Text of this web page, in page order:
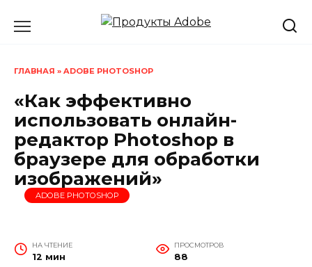
ГЛАВНАЯ » ADOBE PHOTOSHOP
«Как эффективно
использовать онлайн-
редактор Photoshop в
браузере для обработки
изображений»
ADOBE PHOTOSHOP
НА ЧТЕНИЕ
12 мин
ПРОСМОТРОВ
88